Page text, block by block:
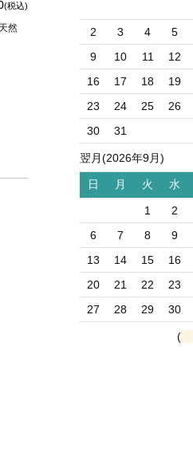
(税込)
然
2
3 4 5
9
10 11 12
16
17 18 19
23
24 25 26
30
31
翌月(2026年9月)
日 月 火 水
1 2
6
7 8 9
13
14 15 16
20
21 22 23
27
28 29 30
(